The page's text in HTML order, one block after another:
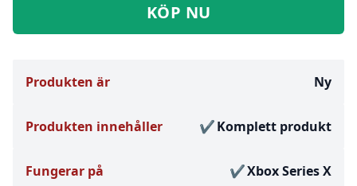
KÖP NU
Produkten är Ny
Produkten innehåller Komplett produkt
Fungerar på Xbox Series X